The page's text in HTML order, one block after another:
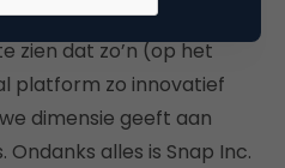
zien dat zo’n (op het
platform zo innovatief
dimensie geeft aan
alles is Snap Inc.